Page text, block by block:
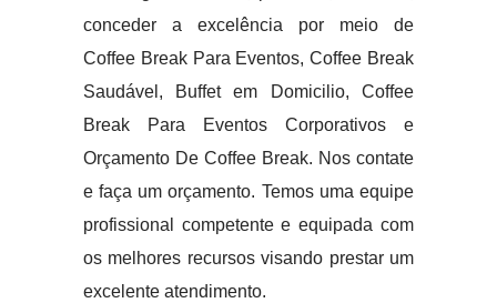
conceder a excelência por meio de
Coffee Break Para Eventos, Coffee Break
Saudável, Buffet em Domicilio, Coffee
Break Para Eventos Corporativos e
Orçamento De Coffee Break. Nos contate
e faça um orçamento. Temos uma equipe
profissional competente e equipada com
os melhores recursos visando prestar um
excelente atendimento.